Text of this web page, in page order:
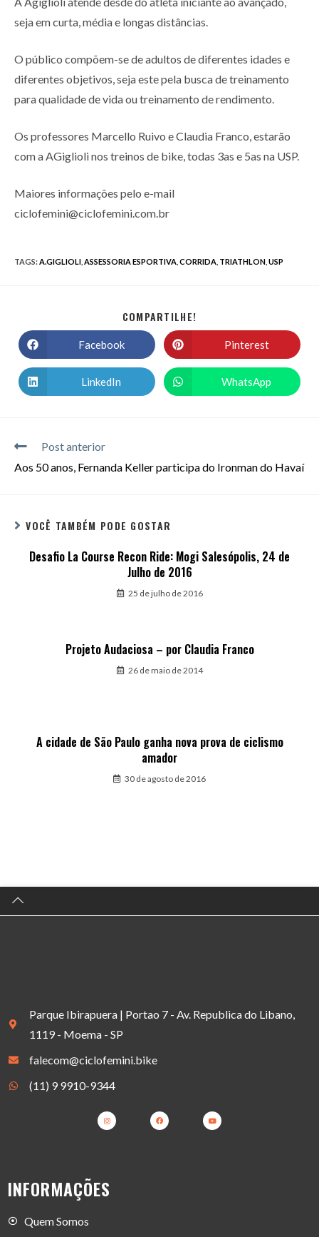
seja em curta, média e longas distâncias.
O público compõem-se de adultos de diferentes idades e
diferentes objetivos, seja este pela busca de treinamento
para qualidade de vida ou treinamento de rendimento.
Os professores Marcello Ruivo e Claudia Franco, estarão
com a AGiglioli nos treinos de bike, todas 3as e 5as na USP.
Maiores informações pelo e-mail
ciclofemini@ciclofemini.com.br
TAGS:A.GIGLIOLI ASSESSORIA ESPORTIVA CORRIDA TRIATHLON USP
COMPARTILHE!
Facebook Pinterest
LinkedIn WhatsApp
Post anterior
Aos 50 anos, Fernanda Keller participa do Ironman do Havaí
VOCÊ TAMBÉM PODE GOSTAR
Desafio La Course Recon Ride: Mogi Salesópolis, 24 de
Julho de 2016
25 de julho de 2016
Projeto Audaciosa – por Claudia Franco
26 de maio de 2014
A cidade de São Paulo ganha nova prova de ciclismo
amador
30 de agosto de 2016
Parque Ibirapuera | Portao 7 - Av. Republica do Libano,
1119 - Moema - SP
falecom@ciclofemini.bike
(11) 9 9910-9344
INFORMAÇÕES
Quem Somos